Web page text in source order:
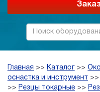
Главная >> Каталог >>
оснастка и инструмент >>
>> Резцы токарные >>